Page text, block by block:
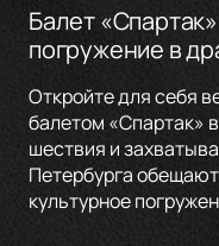
Балет
погружение в
Откройте для себя
балетом «Спартак»
шествия и
Петербурга
культурное